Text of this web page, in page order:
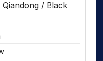
/ Black